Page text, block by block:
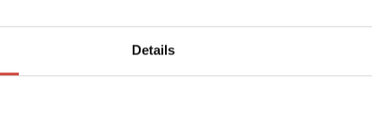
Details